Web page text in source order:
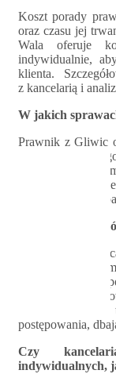
Koszt porady
oraz czasu jej
Wala oferuje
indywidualnie,
klienta.
z kancelarią i
W jakich
Prawnik z Gliwic
spraw, w tym
rodzinnych i
w reprezentacji
kompleksowe
Jak wygląda
Współpraca z
podczas której
usług. Na tej
działania, a
Radca
postępowania,
Czy
indywidualnych,